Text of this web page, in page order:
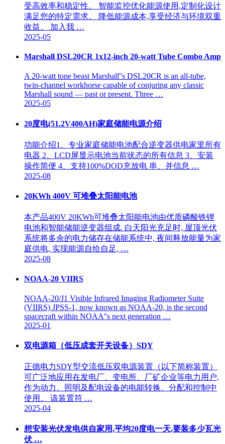
受高效率和稳定性。 智能监控优化能源使用,定制化设计
满足您的特定需求。 降低能源成本,享受经济与环境双重
收益。 加入我 …
2025-05
Marshall DSL20CR 1x12-inch 20-watt Tube Combo Amp
A 20-watt tone beast Marshall''s DSL20CR is an all-tube,
twin-channel workhorse capable of conjuring any classic
Marshall sound — past or present. Three …
2025-05
20度电(51.2V400AH)家庭储能电源介绍
功能介绍1、专业家庭储能电池配合逆变器供电家里所有
电器 2、LCD屏显示电池当前状态的所有信息 3、安装
操作简便 4、支持100%DOD充放电 串、并信息 …
2025-08
20KWh 400V 可堆叠太阳能电池
本产品400V 20KWh可堆叠太阳能电池由优质磷酸铁锂
电池和智能储能逆变器组成. 白天阳光充足时, 屋顶光伏
系统将多余的电力储存在储能系统中, 夜间释放能量为家
庭供电, 实现能源自给自足, …
2025-08
NOAA-20 VIIRS
NOAA-20/J1 Visible Infrared Imaging Radiometer Suite
(VIIRS) JPSS-1, now known as NOAA-20, is the second
spacecraft within NOAA''s next generation …
2025-01
双电源箱（低压成套开关设备）SDY
正德电力SDY型交流低压双电源装置（以下简称装置）
可广泛地应用在发电厂、变电所、厂矿企业等电力用户,
作为动力、照明及配电设备的电能转换、分配和控制中
使用。 该装置符 …
2025-04
想安装光伏发电供自家用,平均20度电一天,要装多少瓦光
伏 …